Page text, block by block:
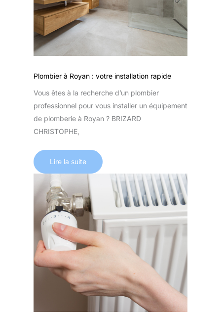
Plombier à Royan : votre installation rapide
Vous êtes à la recherche d’un plombier
professionnel pour vous installer un équipement
de plomberie à Royan ? BRIZARD
CHRISTOPHE,
Lire la suite